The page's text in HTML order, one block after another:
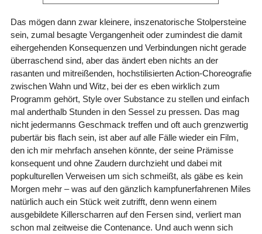
Das mögen dann zwar kleinere, inszenatorische Stolpersteine
sein, zumal besagte Vergangenheit oder zumindest die damit
eihergehenden Konsequenzen und Verbindungen nicht gerade
überraschend sind, aber das ändert eben nichts an der
rasanten und mitreißenden, hochstilisierten Action-Choreografie
zwischen Wahn und Witz, bei der es eben wirklich zum
Programm gehört, Style over Substance zu stellen und einfach
mal anderthalb Stunden in den Sessel zu pressen. Das mag
nicht jedermanns Geschmack treffen und oft auch grenzwertig
pubertär bis flach sein, ist aber auf alle Fälle wieder ein Film,
den ich mir mehrfach ansehen könnte, der seine Prämisse
konsequent und ohne Zaudern durchzieht und dabei mit
popkulturellen Verweisen um sich schmeißt, als gäbe es kein
Morgen mehr – was auf den gänzlich kampfunerfahrenen Miles
natürlich auch ein Stück weit zutrifft, denn wenn einem
ausgebildete Killerscharren auf den Fersen sind, verliert man
schon mal zeitweise die Contenance. Und auch wenn sich